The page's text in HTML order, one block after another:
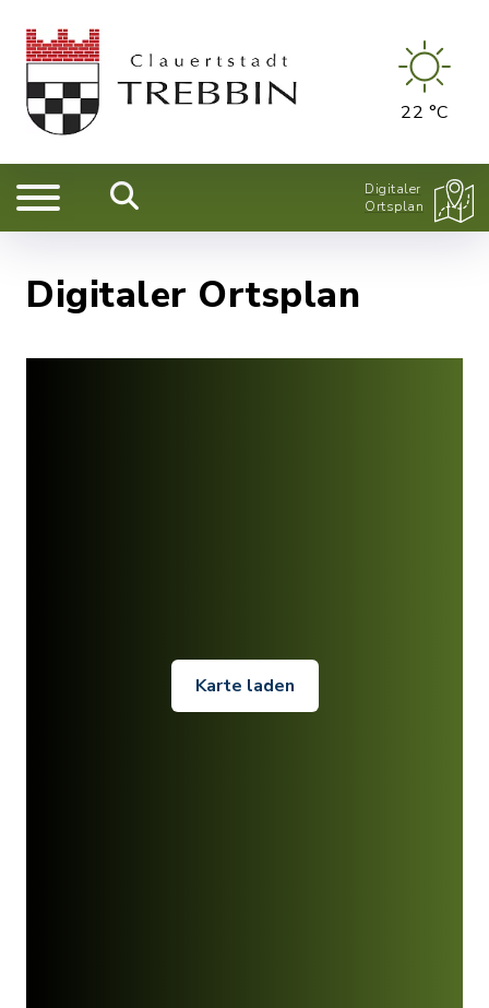
22 °C
Digitaler
Ortsplan
Digitaler Ortsplan
Karte laden